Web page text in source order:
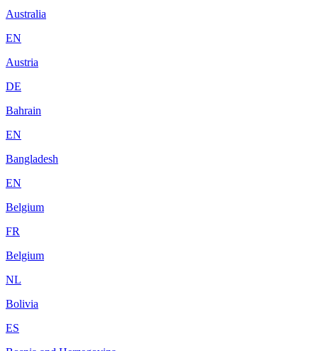
Australia
EN
Austria
DE
Bahrain
EN
Bangladesh
EN
Belgium
FR
Belgium
NL
Bolivia
ES